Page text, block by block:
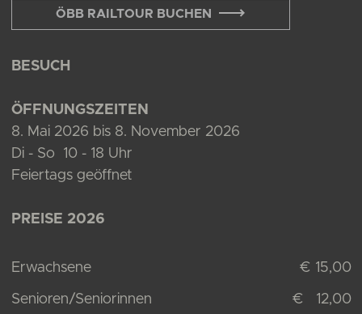
ÖBB RAILTOUR BUCHEN
BESUCH
ÖFFNUNGSZEITEN
8. Mai 2026 bis 8. November 2026
Di - So 10 - 18 Uhr
Feiertags geöffnet
PREISE 2026
Erwachsene € 15,00
Senioren/Seniorinnen € 12,00